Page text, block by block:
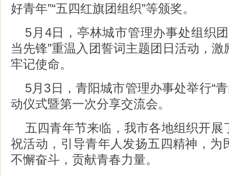
好青年”“五四红旗团组织”等颁奖。
5月4日，亭林城市管理办事处组织
当先锋”重温入团誓词主题团日活动，
牢记使命。
5月3日，青阳城市管理办事处举行“
动仪式暨第一次分享交流会。
五四青年节来临，我市各地组织开展
祝活动，引导青年人发扬五四精神，为
不懈奋斗，贡献青春力量。